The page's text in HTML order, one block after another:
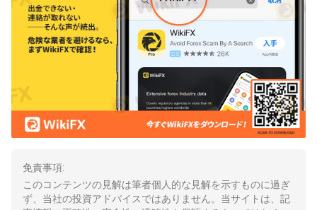
免責事項:
このコンテンツの見解は筆者個人的な見解を示すものに過ぎ
ず、当社の投資アドバイスではありません。当サイトは、記